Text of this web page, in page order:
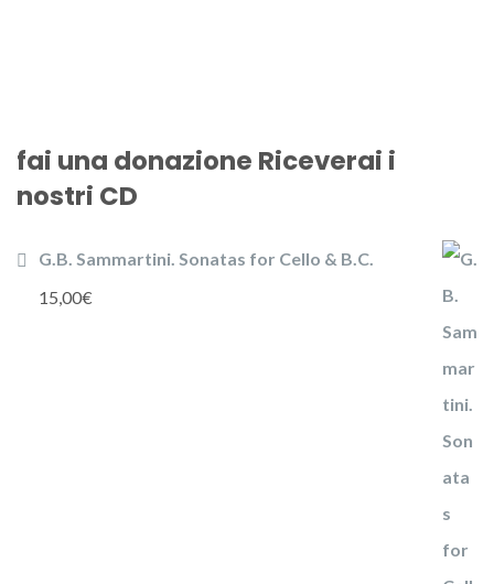
fai una donazione Riceverai i
nostri CD
G.B. Sammartini. Sonatas for Cello & B.C.
15,00€